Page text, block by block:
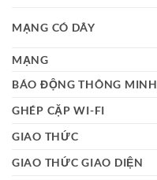
MẠNG CÓ DÂY
MẠNG
BÁO ĐỘNG THÔNG MINH
GHÉP CẶP WI-FI
GIAO THỨC
GIAO THỨC GIAO DIỆN